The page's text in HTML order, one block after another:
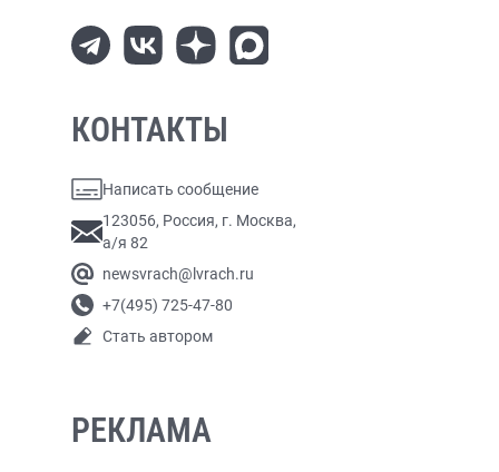
КОНТАКТЫ
Написать сообщение
123056, Россия, г. Москва,
а/я 82
newsvrach@lvrach.ru
+7(495) 725-47-80
Стать автором
РЕКЛАМА